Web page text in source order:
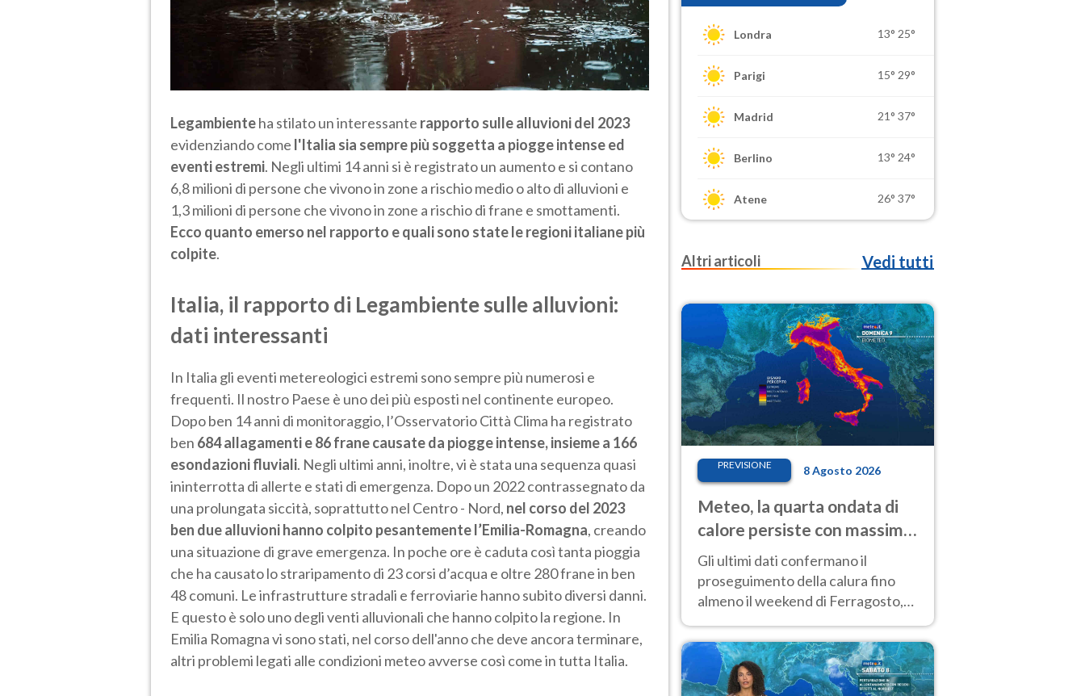
Legambienteha stilato un interessante rapporto sulle alluvioni del 2023
evidenziando come l'Italia sia sempre più soggetta a piogge intense ed
eventi estremi. Negli ultimi 14 anni si è registrato un aumento e si contano
6,8 milioni di persone che vivono in zone a rischio medio o alto di alluvioni e
1,3 milioni di persone che vivono in zone a rischio di frane e smottamenti.
Ecco quanto emerso nel rapporto e quali sono state le regioni italiane più
colpite.
Italia, il rapporto di Legambiente sulle alluvioni:
dati interessanti
In Italia gli eventi metereologici estremi sono sempre più numerosi e
frequenti. Il nostro Paese è uno dei più esposti nel continente europeo.
Dopo ben 14 anni di monitoraggio, l’Osservatorio Città Clima ha registrato
ben 684 allagamenti e 86 frane causate da piogge intense, insieme a 166
esondazioni fluviali. Negli ultimi anni, inoltre, vi è stata una sequenza quasi
ininterrotta di allerte e stati di emergenza. Dopo un 2022 contrassegnato da
una prolungata siccità, soprattutto nel Centro - Nord, nel corso del 2023
ben due alluvioni hanno colpito pesantemente l’Emilia-Romagna, creando
una situazione di grave emergenza. In poche ore è caduta così tanta pioggia
che ha causato lo straripamento di 23 corsi d’acqua e oltre 280 frane in ben
48 comuni. Le infrastrutture stradali e ferroviarie hanno subito diversi danni.
E questo è solo uno degli venti alluvionali che hanno colpito la regione. In
Emilia Romagna vi sono stati, nel corso dell'anno che deve ancora terminare,
altri problemi legati alle condizioni meteo avverse così come in tutta Italia.
Londra 13° 25°
Parigi 15° 29°
Madrid 21° 37°
Berlino 13° 24°
Atene 26° 37°
Altri articoli Vedi tutti
PREVISIONE 8 Agosto 2026
Meteo, la quarta ondata di
calore persiste con massime
sempre molto elevate
Gli ultimi dati confermano il
proseguimento della calura fino
almeno il weekend di Ferragosto,
intensificazione prossima
settimana